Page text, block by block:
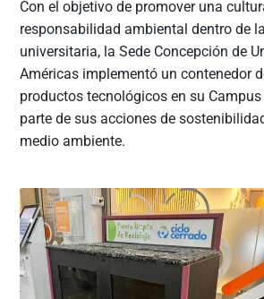
Con el objetivo de promover una
responsabilidad ambiental dentro de
universitaria, la Sede Concepción de
Américas implementó un contenedor
productos tecnológicos en su
parte de sus acciones de
medio ambiente.